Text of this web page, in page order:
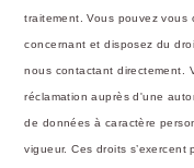
traitement. Vous pouvez vous
concernant et disposez du
nous contactant directement.
réclamation auprès d'une
de données à caractère
vigueur. Ces droits s’exercent